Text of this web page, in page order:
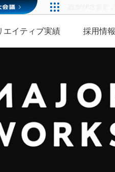
エイティブ実績 採用情報